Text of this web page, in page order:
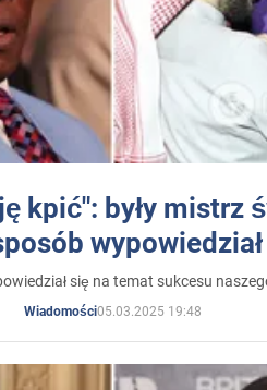
kpić": były mistrz
się na temat sukcesu
Wiadomości05.03.2025 19:48